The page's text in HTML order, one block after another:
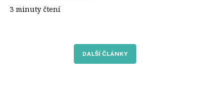
3 minuty čtení
DALŠÍ ČLÁNKY